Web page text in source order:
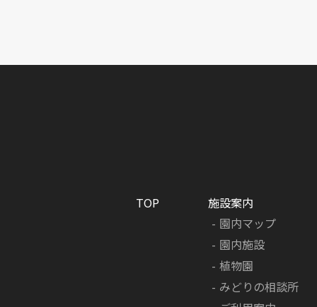
TOP
施設案内
園内マップ
園内施設
植物園
みどりの相談所